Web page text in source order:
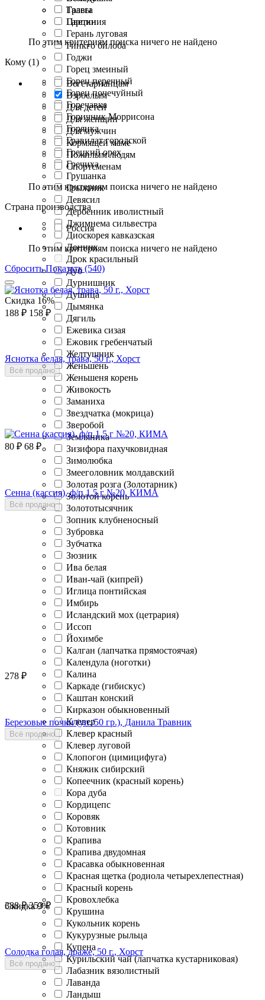
Галега
Гарциния
Герань луговая
Гинкго билоба
Годжи
Горец змеиный
Горец перечный
Горец почечуйный
Горечавка
Горичник Моррисона
Горянка
Гравилат городской
Грецкий орех
Гречиха
Грушанка
Грыжник
Девясил
Дербенник иволистный
Джимнема сильвестра
Диоскорея кавказская
Донник
Дрок красильный
Дуб
Дурнишник
Душица
Дымянка
Дягиль
Ежевика сизая
Ежовик гребенчатый
Желтушник
Женьшень
Женьшеня корень
Живокость
Заманиха
Звездчатка (мокрица)
Зверобой
Земляника
Зизифора пахучковидная
Зимолюбка
Змееголовник молдавский
Золотая розга (Золотарник)
Золотой корень
Золототысячник
Зопник клубненосный
Зубровка
Зубчатка
Зюзник
Ива белая
Иван-чай (кипрей)
Иглица понтийская
Имбирь
Исландский мох (цетрария)
Иссоп
Йохимбе
Калган (лапчатка прямостоячая)
Календула (ноготки)
Калина
Каркаде (гибискус)
Каштан конский
Кирказон обыкновенный
Клевер
Клевер красный
Клевер луговой
Клопогон (цимицифуга)
Княжик сибирский
Копеечник (красный корень)
Кора дуба
Кордицепс
Коровяк
Котовник
Крапива
Крапива двудомная
Красавка обыкновенная
Красная щетка (родиола четырехлепестная)
Красный корень
Кровохлебка
Крушина
Кукольник корень
Кукурузные рыльца
Купена
Курильский чай (лапчатка кустарниковая)
Лабазник вязолистный
Лаванда
Ландыш
Травы
Цветки
По этим критериям поиска ничего не найдено
Кому (1)
Вегетарианцам
Взрослым
Для детей
Для женщин
Для мужчин
Кормящей маме
Пожилым людям
Спортсменам
По этим критериям поиска ничего не найдено
Страна производства
Россия
По этим критериям поиска ничего не найдено
Сбросить Показать (540)
Скидка 16%
188 ₽ 158 ₽
Яснотка белая, трава, 50 г., Хорст
Всё продано
80 ₽ 68 ₽
Сенна (кассия), ф/п 1,5 г №20, КИМА
Всё продано
278 ₽
Березовые почки (уп./50 гр.), Данила Травник
Всё продано
Скидка9%
388 ₽ 353 ₽
Солодка голая, драже, 50 г., Хорст
Всё продано